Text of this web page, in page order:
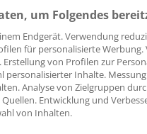
Kostenlos
und kostenlos.
um Folgendes
Endgerät. Verwendung
für personalisierte
von Profilen zur
personalisierter Inhalte.
Analyse von Zielgruppen
Entwicklung und
von Inhalten.